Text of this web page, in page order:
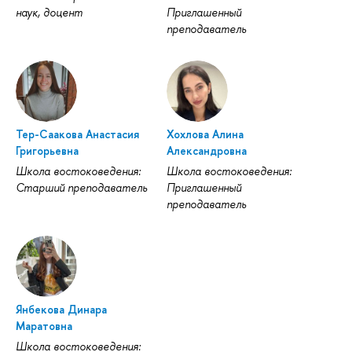
наук, доцент
Приглашенный
преподаватель
Тер-Саакова Анастасия
Григорьевна
Школа востоковедения:
Старший преподаватель
Хохлова Алина
Александровна
Школа востоковедения:
Приглашенный
преподаватель
Янбекова Динара
Маратовна
Школа востоковедения: